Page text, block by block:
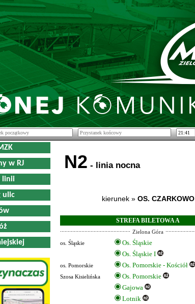
w RJ
linii
ulic
N2 - linia nocna
kierunek » OS. CZARKOWO
STREFA BILETOWA A
Zielona Góra
os. Śląskie
Os. Śląskie
Os. Śląskie I
os. Pomorskie Os. Pomorskie - Kościół
Szosa Kisielińska
Os. Pomorskie
Gajowa
Lotnik